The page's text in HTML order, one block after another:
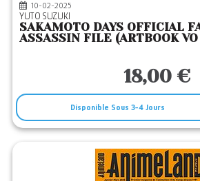
10-02-2025
YUTO SUZUKI
SAKAMOTO DAYS OFFICIAL
ASSASSIN FILE (ARTBOOK
18,00 €
Disponible Sous 3-4 Jours